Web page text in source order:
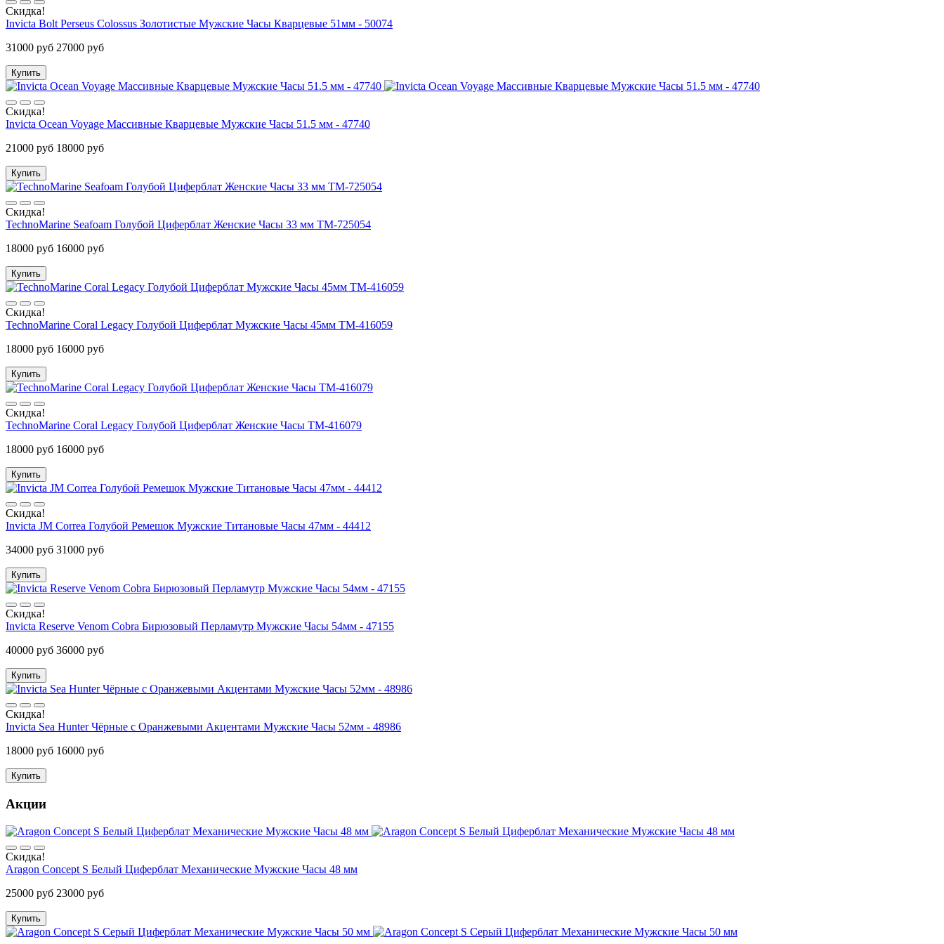
Скидка!
Invicta Bolt Perseus Colossus Золотистые Мужские Часы Кварцевые 51мм - 50074
31000 руб 27000 руб
Купить
Скидка!
Invicta Ocean Voyage Массивные Кварцевые Мужские Часы 51.5 мм - 47740
21000 руб 18000 руб
Купить
Скидка!
TechnoMarine Seafoam Голубой Циферблат Женские Часы 33 мм TM-725054
18000 руб 16000 руб
Купить
Скидка!
TechnoMarine Coral Legacy Голубой Циферблат Мужские Часы 45мм TM-416059
18000 руб 16000 руб
Купить
Скидка!
TechnoMarine Coral Legacy Голубой Циферблат Женские Часы TM-416079
18000 руб 16000 руб
Купить
Скидка!
Invicta JM Correa Голубой Ремешок Мужские Титановые Часы 47мм - 44412
34000 руб 31000 руб
Купить
Скидка!
Invicta Reserve Venom Cobra Бирюзовый Перламутр Мужские Часы 54мм - 47155
40000 руб 36000 руб
Купить
Скидка!
Invicta Sea Hunter Чёрные с Оранжевыми Акцентами Мужские Часы 52мм - 48986
18000 руб 16000 руб
Купить
Акции
Скидка!
Aragon Concept S Белый Циферблат Механические Мужские Часы 48 мм
25000 руб 23000 руб
Купить